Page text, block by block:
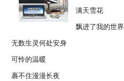
满天雪花
飘进了我的世界
无数生灵何处安身
可怜的温暖
裹不住漫漫长夜